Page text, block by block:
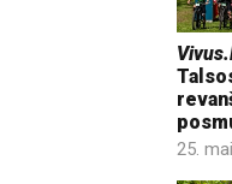
25.